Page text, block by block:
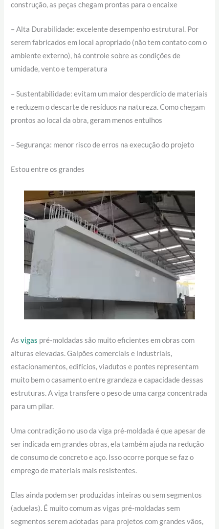
construção, as peças chegam prontas para o encaixe
– Alta Durabilidade: excelente desempenho estrutural. Por
serem fabricados em local apropriado (não tem contato com o
ambiente externo), há controle sobre as condições de
umidade, vento e temperatura
– Sustentabilidade: evitam um maior desperdício de materiais
e reduzem o descarte de resíduos na natureza. Como chegam
prontos ao local da obra, geram menos entulhos
– Segurança: menor risco de erros na execução do projeto
Estou entre os grandes
Asvigas pré-moldadas são muito eficientes em obras com
alturas elevadas. Galpões comerciais e industriais,
estacionamentos, edifícios, viadutos e pontes representam
muito bem o casamento entre grandeza e capacidade dessas
estruturas. A viga transfere o peso de uma carga concentrada
para um pilar.
Uma contradição no uso da viga pré-moldada é que apesar de
ser indicada em grandes obras, ela também ajuda na redução
de consumo de concreto e aço. Isso ocorre porque se faz o
emprego de materiais mais resistentes.
Elas ainda podem ser produzidas inteiras ou sem segmentos
(aduelas). É muito comum as vigas pré-moldadas sem
segmentos serem adotadas para projetos com grandes vãos,